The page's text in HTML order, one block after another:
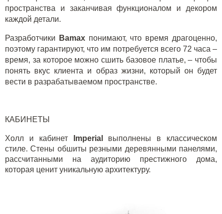
пространства и заканчивая функционалом и декором
каждой детали.
Разработчики Bamaxпонимают, что время драгоценно,
поэтому гарантируют, что им потребуется всего 72 часа –
время, за которое можно сшить базовое платье, – чтобы
понять вкус клиента и образ жизни, который он будет
вести в разрабатываемом пространстве.
КАБИНЕТЫ
Холл и кабинет Imperial
выполнены в классическом
стиле. Стены обшиты резными деревянными панелями,
рассчитанными на аудиторию престижного дома,
которая ценит уникальную архитектуру.